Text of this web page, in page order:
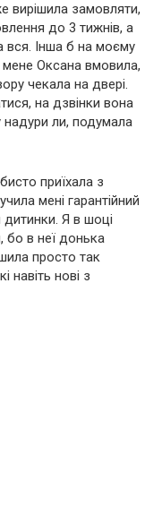
вирішила замовляти,
до 3 тижнів, а
вся. Інша б на моєму
мене Оксана вмовила,
чекала на двері.
на дзвінки вона
надури ли, подумала
приїхала з
мені гарантійний
дитинки. Я в шоці
бо в неї донька
просто так
навіть нові з